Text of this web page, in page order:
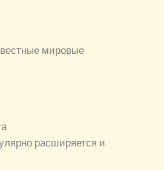
мировые
расширяется и